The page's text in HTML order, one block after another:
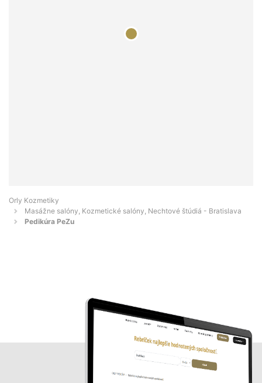
Orly Kozmetiky
Masážne salóny, Kozmetické salóny, Nechtové štúdiá - Bratislava
Pedikúra PeZu